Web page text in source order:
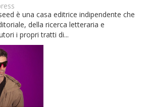
è una casa editrice indipendente che
della ricerca letteraria e
i propri tratti di...